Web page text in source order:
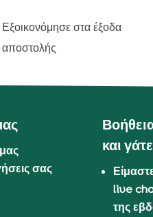
Εξοικονόμησε στα έξοδα
αποστολής
σας
και
live
της